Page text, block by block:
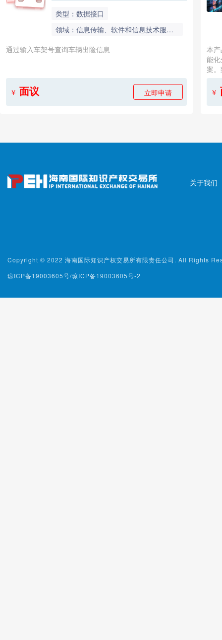
类型：数据接口
领域：信息传输、软件和信息技术服务、智能网联汽车、工业互联网/智能制造
通过输入车架号查询车辆出险信息
￥ 面议 立即申请
本
能
案
核
策
￥
关于我们
Copyright © 2022 海南国际知识产权交易所有限责任公司. All Rights
琼ICP备19003605号/琼ICP备19003605号-2